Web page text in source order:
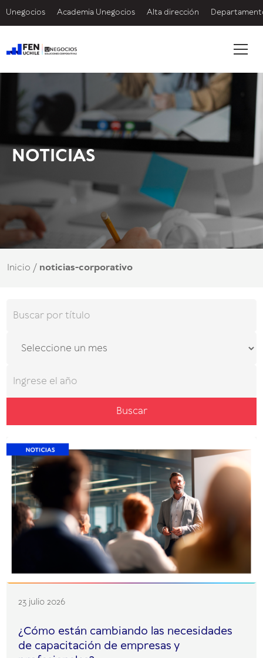
Unegocios Academia Unegocios Alta dirección
NOTICIAS
Inicio / noticias-corporativo
Buscar
23 julio 2026
¿Cómo están cambiando las necesidades
de capacitación de empresas y